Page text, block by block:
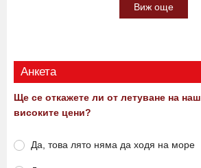
Виж още
Анкета
Ще се откажете ли от летуване на
високите цени?
Да, това лято няма да ходя на море